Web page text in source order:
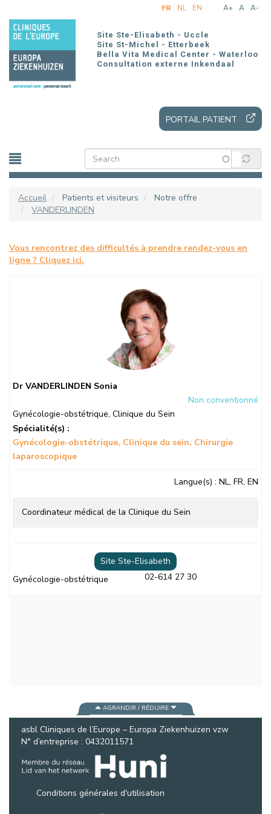
au
contenu
A+ A A-
FR NL EN
Site Ste-Elisabeth - Uccle
Site St-Michel - Etterbeek
Bella Vita Medical Center - Waterloo
Consultation externe Inkendaal
PORTAIL PATIENT
Accueil Patients et visiteurs
Notre offre
VANDERLINDEN
Vous rencontrez des difficultés à prendre rendez-vous en
ligne ? Cliquez ici.
Dr VANDERLINDEN Sonia
Non conventionné
Gynécologie-obstétrique, Clinique du Sein
Spécialité(s) :
Gynécologie-obstétrique Clinique du sein Chirurgie
laparoscopique
Langue(s) : NL, FR, EN
Coordinateur médical de la Clinique du Sein
Site Ste-Elisabeth
Gynécologie-obstétrique
02-614 27 30
AGRANDIR / RÉDUIRE
asbl Cliniques de l’Europe – Europa Ziekenhuizen vzw
N° d’entreprise : 0432011571
Conditions générales d'utilisation